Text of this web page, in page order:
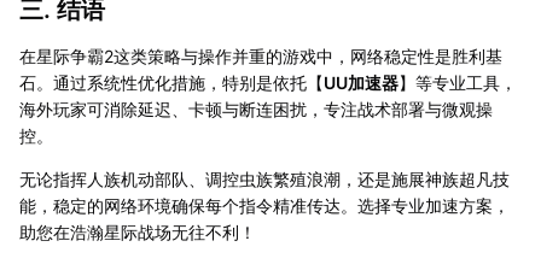
三. 结语
在星际争霸2这类策略与操作并重的游戏中，网络稳定性是胜利基
石。通过系统性优化措施，特别是依托【UU加速器】等专业工具，
海外玩家可消除延迟、卡顿与断连困扰，专注战术部署与微观操
控。
无论指挥人族机动部队、调控虫族繁殖浪潮，还是施展神族超凡技
能，稳定的网络环境确保每个指令精准传达。选择专业加速方案，
助您在浩瀚星际战场无往不利！